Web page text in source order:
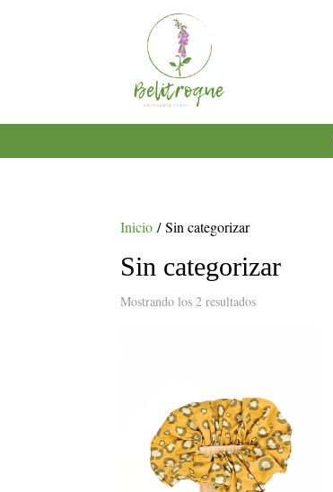
Inicio / Sin categorizar
Sin categorizar
Mostrando los 2 resultados